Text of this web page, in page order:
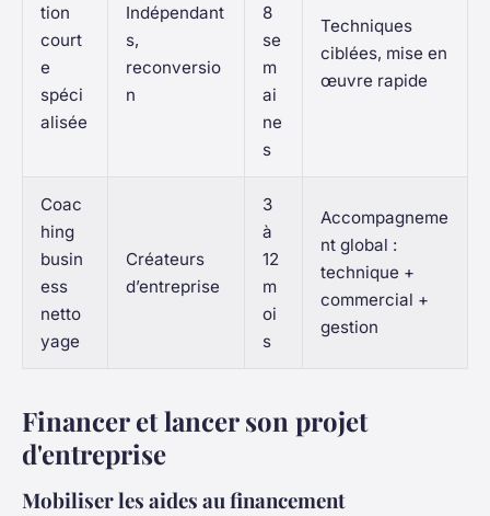
tion
court
e
spéci
alisée
Indépendant
s,
reconversio
n
8
se
m
ai
ne
s
Techniques
ciblées, mise en
œuvre rapide
Coac
hing
busin
ess
netto
yage
Créateurs
d’entreprise
3
à
12
m
oi
s
Accompagneme
nt global :
technique +
commercial +
gestion
Financer et lancer son projet
d'entreprise
Mobiliser les aides au financement